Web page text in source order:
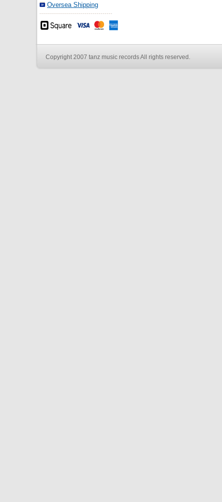
Oversea Shipping
Copyright 2007 tanz music records All rights reserved.